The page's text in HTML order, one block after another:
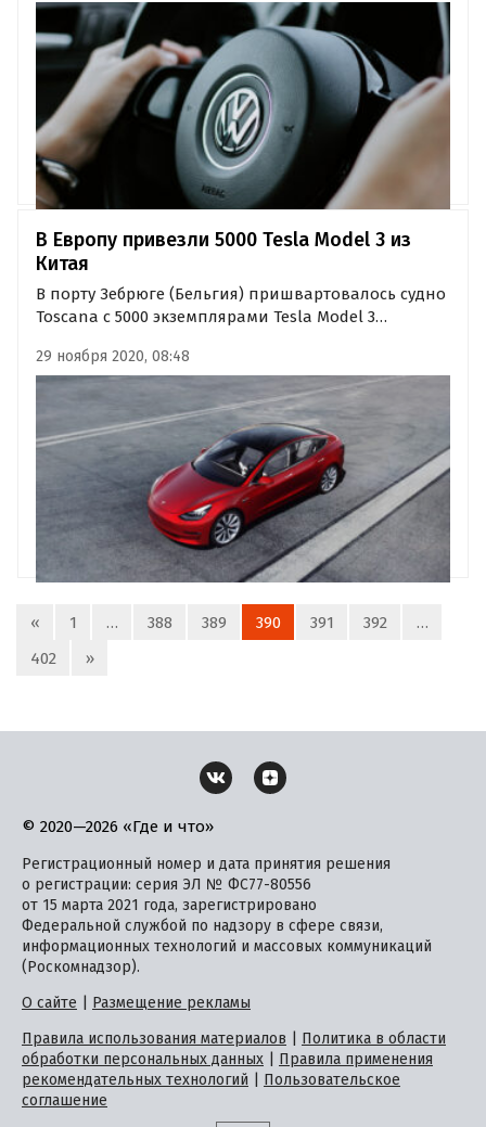
сообщает агентство Reuters.
В Европу привезли 5000 Tesla Model 3 из
Китая
В порту Зебрюге (Бельгия) пришвартовалось судно
Toscana с 5000 экземплярами Tesla Model 3
по суше отправятся в другие страны Европы.
29 ноября 2020, 08:48
« 1 … 388 389 390 391 392
…
402
»
© 2020—2026 «Где и что»
Регистрационный номер и дата принятия решения
о регистрации: серия ЭЛ № ФС77-80556
от 15 марта 2021 года, зарегистрировано
Федеральной службой по надзору в сфере связи,
информационных технологий и массовых коммуникаций
(Роскомнадзор).
О сайте
Размещение рекламы
Правила использования материалов
Политика в области
обработки персональных данных
Правила применения
рекомендательных технологий
Пользовательское
соглашение